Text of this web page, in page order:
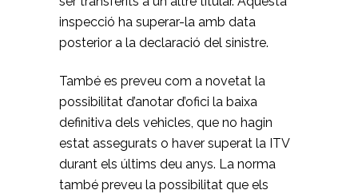
inspecció ha superar-la amb data
posterior a la declaració del sinistre.
També es preveu com a novetat la
possibilitat d’anotar d’ofici la baixa
definitiva dels vehicles, que no hagin
estat assegurats o haver superat la ITV
durant els últims deu anys. La norma
també preveu la possibilitat que els